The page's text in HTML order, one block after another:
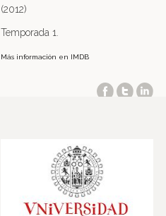
(2012)
Temporada 1.
Más información en IMDB